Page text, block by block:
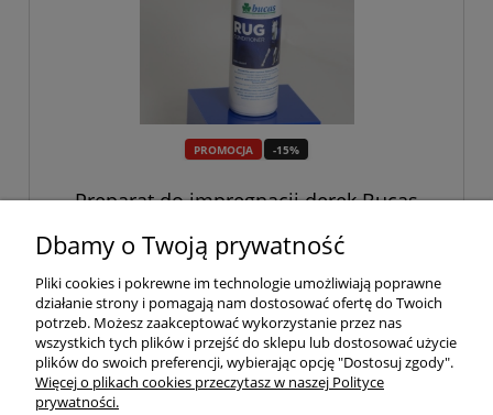
PROMOCJA -15%
Preparat do impregnacji derek Bucas
84,15 zł 99,00 zł
do koszyka
Dbamy o Twoją prywatność
Pliki cookies i pokrewne im technologie umożliwiają poprawne
działanie strony i pomagają nam dostosować ofertę do Twoich
potrzeb. Możesz zaakceptować wykorzystanie przez nas
wszystkich tych plików i przejść do sklepu lub dostosować użycie
plików do swoich preferencji, wybierając opcję "Dostosuj zgody".
Więcej o plikach cookies przeczytasz w naszej Polityce
prywatności.